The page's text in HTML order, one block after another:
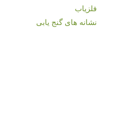
فلزیاب
نشانه های گنج یابی